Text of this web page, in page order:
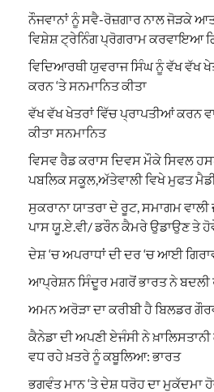
ਨੌਜਵਾਨਾਂ ਨੂੰ ਸਵੈ-ਰੋਜ਼ਗਾਰ ਨਾਲ ਜੋੜਕੇ
ਵਿਸ਼ੇਸ਼ ਟ੍ਰੇਨਿੰਗ ਪ੍ਰੋਗਰਾਮ ਕਰਵਾਇਆ
ਵਿਦਿਆਰਥੀ ਯੁਵਰਾਜ ਸਿੰਘ ਨੂੰ ਵੱਖ ਵੱਖ
ਕਰਨ ‘ਤੇ ਸਨਮਾਨਿਤ ਕੀਤਾ
ਵੱਖ ਵੱਖ ਖੇਤਰਾਂ ਵਿੱਚ ਪ੍ਰਾਪਤੀਆਂ ਕਰਨ
ਕੀਤਾ ਸਨਮਾਨਿਤ
ਵਿਸਵ ਰੈਡ ਕਰਾਸ ਦਿਵਸ ਮੌਕੇ ਸਿਵਲ
ਪਬਲਿਕ ਸਕੂਲ,ਅੱਤੇਵਾਲੀ ਵਿਖੇ ਮੁਫਤ
ਸੁਕਰਾਨਾ ਯਾਤਰਾ ਦੇ ਰੂਟ, ਸਮਾਗਮ
ਪਾਸ ਯੂ.ਏ.ਵੀ/ ਡਰੌਨ ਕੈਮਰੇ ਉਡਾਉਣ ਤੇ
ਦੇਸ਼ ‘ਚ ਅਪਰਾਧਾਂ ਦੀ ਦਰ ‘ਚ ਆਈ
ਆਪ੍ਰੇਸ਼ਨ ਸਿੰਦੂਰ ਮਗਰੋਂ ਭਾਰਤ ਨੇ ਬਦਲੀ
ਅਮਨ ਅਰੋੜਾ ਦਾ ਕਰੀਬੀ ਹੈ ਬਿਲਡਰ
ਕੈਨੇਡਾ ਦੀ ਅਪਣੀ ਏਜੰਸੀ ਨੇ
ਵਧ ਰਹੇ ਖ਼ਤਰੇ ਨੂੰ ਕਬੂਲਿਆ: ਭਾਰਤ
ਭਗਵੰਤ ਮਾਨ ‘ਤੇ ਦੇਸ਼ ਧਰੋਹ ਦਾ ਮੁਕੱਦਮਾ